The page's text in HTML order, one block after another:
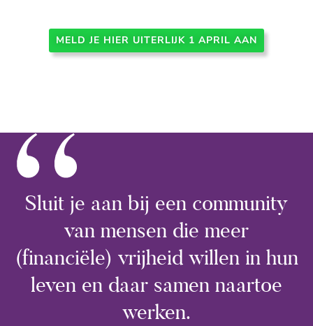
MELD JE HIER UITERLIJK 1 APRIL AAN
“
Sluit je aan bij een community
van mensen die meer
(financiële) vrijheid willen in hun
leven en daar samen naartoe
werken.